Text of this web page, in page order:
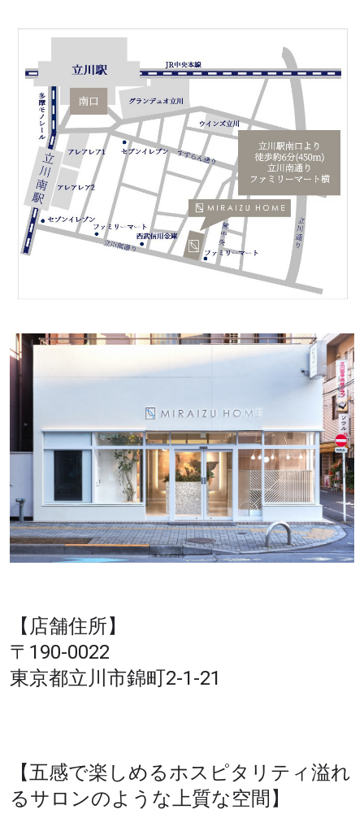
【店舗住所】
〒190-0022
東京都立川市錦町2-1-21
【五感で楽しめるホスピタリティ溢れ
るサロンのような上質な空間】